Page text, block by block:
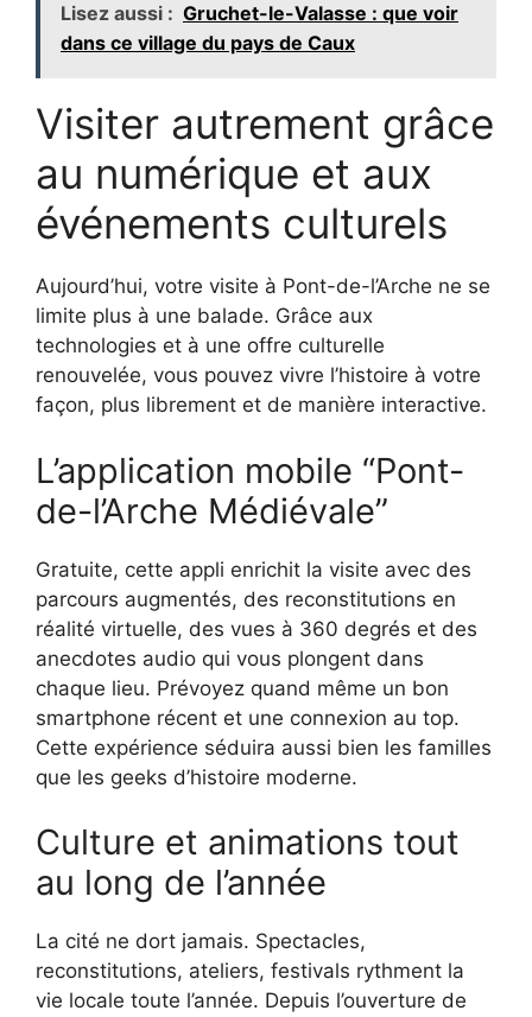
Lisez aussi : Gruchet-le-Valasse : que voir
dans ce village du pays de Caux
Visiter autrement grâce
au numérique et aux
événements culturels
Aujourd’hui, votre visite à Pont-de-l’Arche ne se
limite plus à une balade. Grâce aux
technologies et à une offre culturelle
renouvelée, vous pouvez vivre l’histoire à votre
façon, plus librement et de manière interactive.
L’application mobile “Pont-
de-l’Arche Médiévale”
Gratuite, cette appli enrichit la visite avec des
parcours augmentés, des reconstitutions en
réalité virtuelle, des vues à 360 degrés et des
anecdotes audio qui vous plongent dans
chaque lieu. Prévoyez quand même un bon
smartphone récent et une connexion au top.
Cette expérience séduira aussi bien les familles
que les geeks d’histoire moderne.
Culture et animations tout
au long de l’année
La cité ne dort jamais. Spectacles,
reconstitutions, ateliers, festivals rythment la
vie locale toute l’année. Depuis l’ouverture de